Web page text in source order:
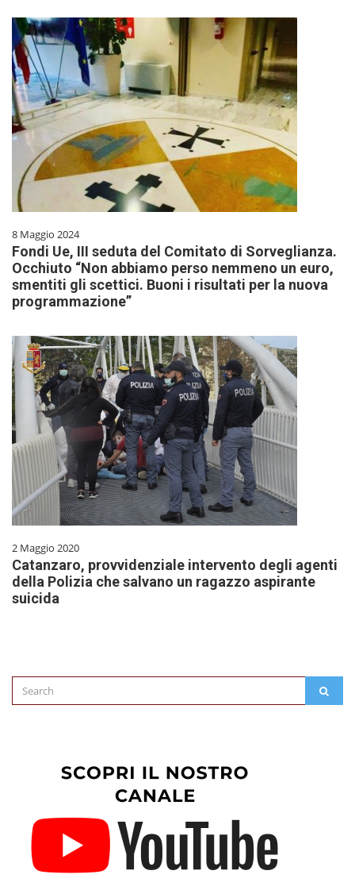
8 Maggio 2024
Fondi Ue, III seduta del Comitato di Sorveglianza.
Occhiuto “Non abbiamo perso nemmeno un euro,
smentiti gli scettici. Buoni i risultati per la nuova
programmazione”
2 Maggio 2020
Catanzaro, provvidenziale intervento degli agenti
della Polizia che salvano un ragazzo aspirante
suicida
Search
for: